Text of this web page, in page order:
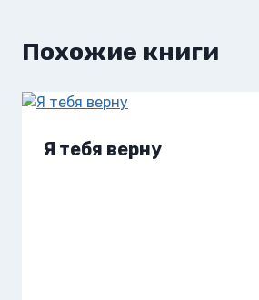
Похожие книги
Я тебя верну